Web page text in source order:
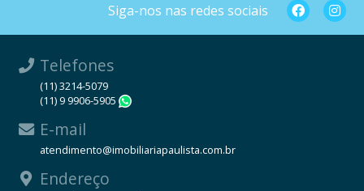
Siga-nos nas redes sociais
Telefones
(11) 3214-5079
(11) 9 9906-5905
E-mail
atendimento@imobiliariapaulista.com.br
Endereço